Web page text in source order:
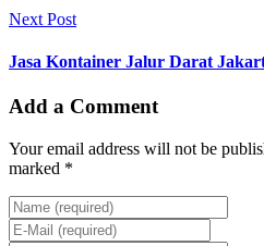
Next Post
Jasa Kontainer Jalur Darat
Add a Comment
Your email address will not be
marked *